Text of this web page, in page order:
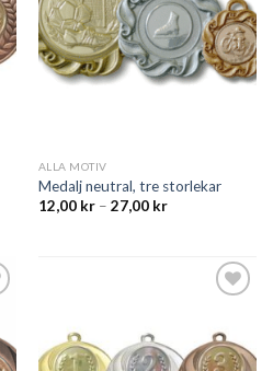
ALLA MOTIV
Medalj neutral, tre storlekar
12,00 kr– 27,00 kr